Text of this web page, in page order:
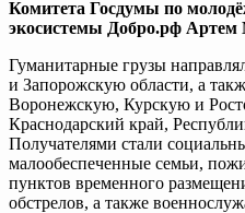
Комитета Госдумы по
экосистемы Добро.рф Артем
Гуманитарные грузы
и Запорожскую области, а
Воронежскую, Курскую и
Краснодарский край,
Получателями стали
малообеспеченные семьи,
пунктов временного
обстрелов, а также